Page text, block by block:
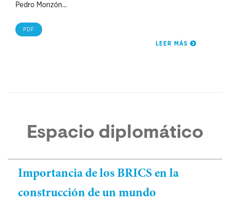
Pedro Monzón...
PDF
LEER MÁS
Espacio diplomático
Importancia de los BRICS en la
construcción de un mundo